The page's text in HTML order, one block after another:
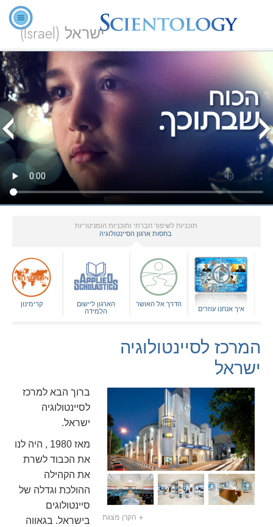
ישראל (Israel)
תוכניות לשיפור חברתי ותוכניות הומניטריות
בחסות ארגון הסיינטולוגיה
איך אנחנו עוזרים
הדרך אל האושר
הארגון ליישום
הלמידה
קרימינון
המרכז לסיינטולוגיה
ישראל
+ הקרן מצגת
ברוך הבא למרכז
לסיינטולוגיה
ישראל.
מאז 1980 , היה לנו
את הכבוד לשרת
את הקהילה
ההולכת וגדלה של
סיינטולוגים
בישראל. בגאווה